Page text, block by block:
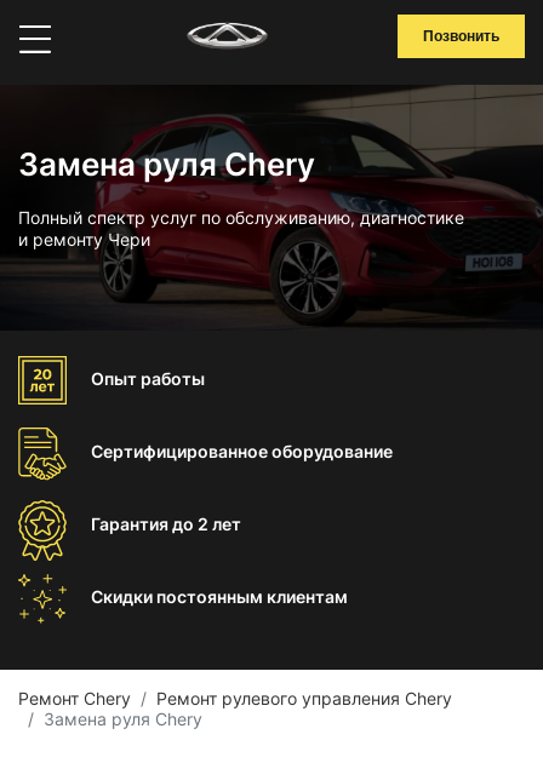
Позвонить
Замена руля Chery
Полный спектр услуг по обслуживанию, диагностике
и ремонту Чери
Опыт работы
Сертифицированноеоборудование
Гарантиядо 2 лет
Скидки постоянным клиентам
Ремонт Chery
Ремонт рулевого управления Chery
Замена руля Chery